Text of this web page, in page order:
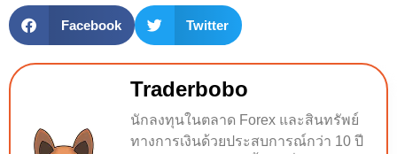
Facebook Twitter
Traderbobo
นักลงทุนในตลาด Forex และสินทรัพย์
ทางการเงินด้วยประสบการณ์กว่า 10 ปี